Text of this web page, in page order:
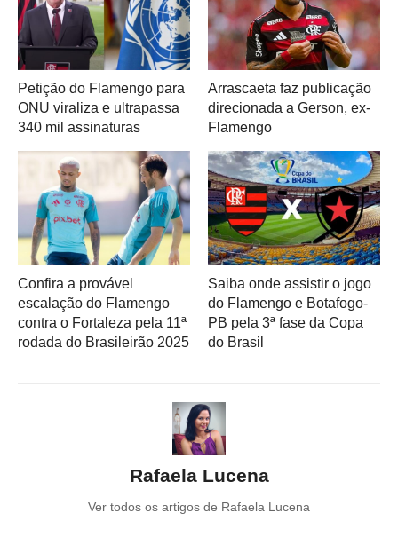
Petição do Flamengo para
ONU viraliza e ultrapassa
340 mil assinaturas
Arrascaeta faz publicação
direcionada a Gerson, ex-
Flamengo
Confira a provável
escalação do Flamengo
contra o Fortaleza pela 11ª
rodada do Brasileirão 2025
Saiba onde assistir o jogo
do Flamengo e Botafogo-
PB pela 3ª fase da Copa
do Brasil
Rafaela Lucena
Ver todos os artigos de Rafaela Lucena